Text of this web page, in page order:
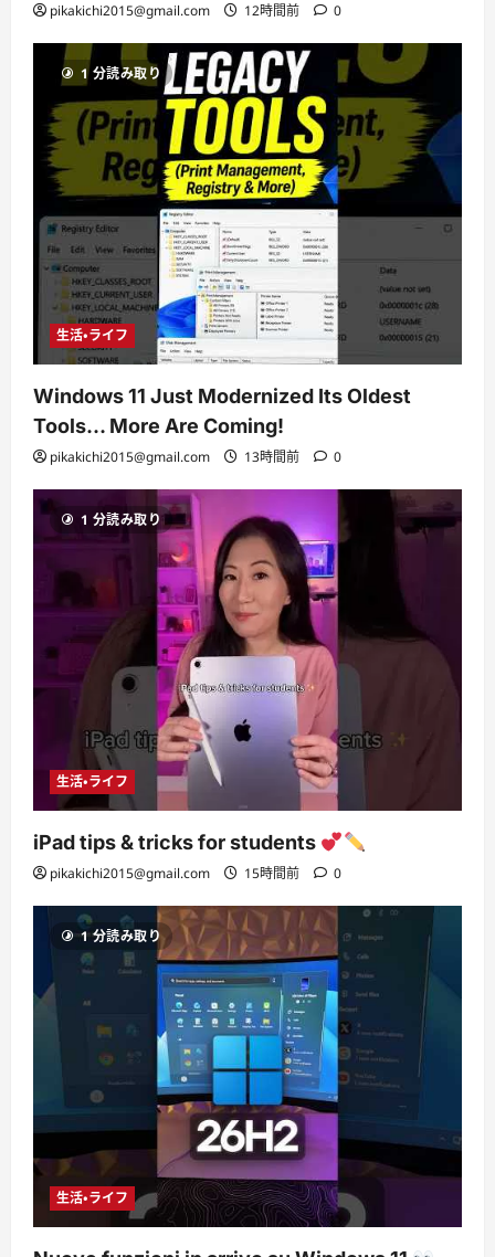
pikakichi2015@gmail.com 12時間前 0
1 分読み取り
生活・ライフ
Windows 11 Just Modernized Its Oldest
Tools… More Are Coming!
pikakichi2015@gmail.com 13時間前 0
1 分読み取り
生活・ライフ
iPad tips & tricks for students
pikakichi2015@gmail.com 15時間前 0
1 分読み取り
生活・ライフ